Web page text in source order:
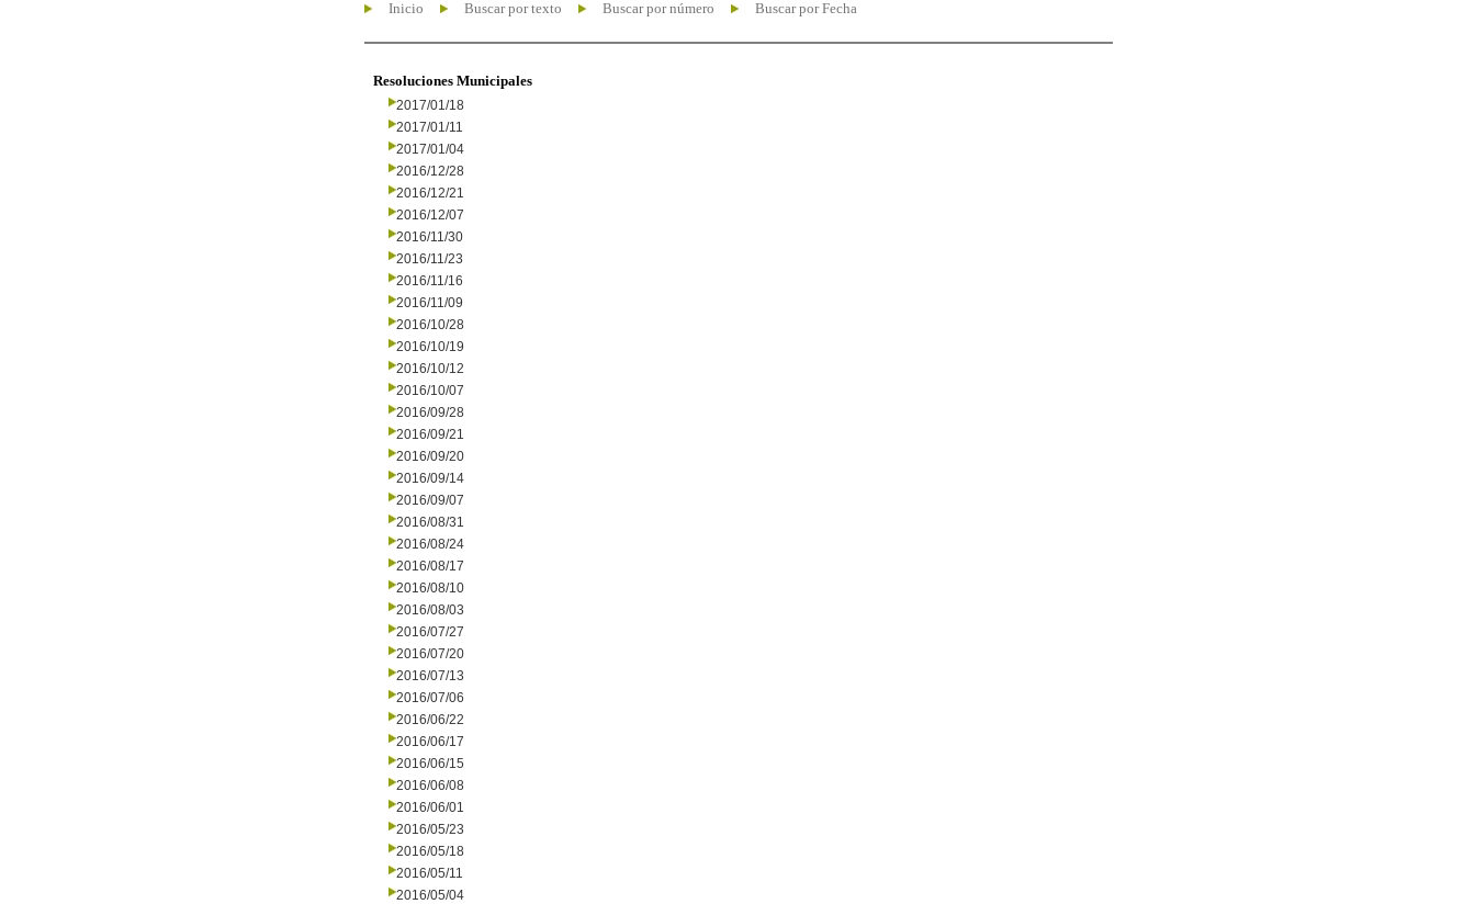
Inicio Buscar por texto Buscar por número Buscar por Fecha
Resoluciones Municipales
2017/01/18
2017/01/11
2017/01/04
2016/12/28
2016/12/21
2016/12/07
2016/11/30
2016/11/23
2016/11/16
2016/11/09
2016/10/28
2016/10/19
2016/10/12
2016/10/07
2016/09/28
2016/09/21
2016/09/20
2016/09/14
2016/09/07
2016/08/31
2016/08/24
2016/08/17
2016/08/10
2016/08/03
2016/07/27
2016/07/20
2016/07/13
2016/07/06
2016/06/22
2016/06/17
2016/06/15
2016/06/08
2016/06/01
2016/05/23
2016/05/18
2016/05/11
2016/05/04